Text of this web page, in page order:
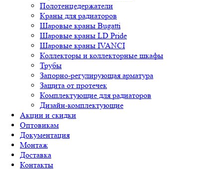
Полотенцедержатели
Краны для радиаторов
Шаровые краны Bugatti
Шаровые краны LD Pride
Шаровые краны IVANCI
Коллекторы и коллекторные шкафы
Трубы
Запорно-регулирующая арматура
Защита от протечек
Комплектующие для радиаторов
Дизайн-комплектующие
Акции и скидки
Оптовикам
Документация
Монтаж
Доставка
Контакты